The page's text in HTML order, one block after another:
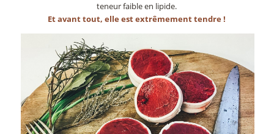
teneur faible en lipide.
Et avant tout, elle est extrêmement tendre !